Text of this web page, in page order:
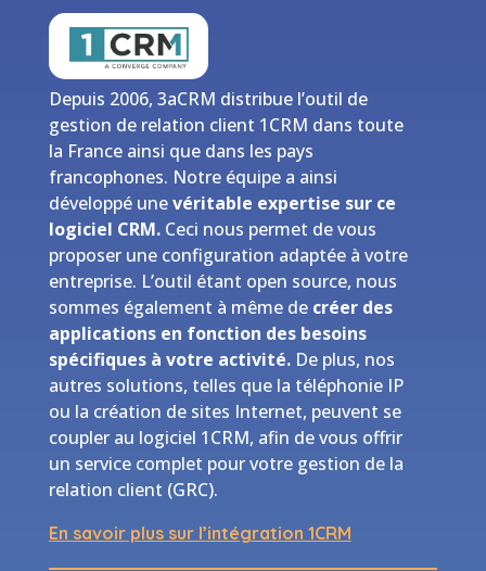
Depuis 2006, 3aCRM distribue l’outil de
gestion de relation client 1CRM dans toute
la France ainsi que dans les pays
francophones. Notre équipe a ainsi
développé unevéritable expertise sur ce
logiciel CRM.Ceci nous permet de vous
proposer une configuration adaptée à votre
entreprise. L’outil étant open source, nous
sommes également à même de créer des
applications en fonction des besoins
spécifiques à votre activité.De plus, nos
autres solutions, telles que la téléphonie IP
ou la création de sites Internet, peuvent se
coupler au logiciel 1CRM, afin de vous offrir
un service complet pour votre gestion de la
relation client (GRC).
En savoir plus sur l’intégration 1CRM